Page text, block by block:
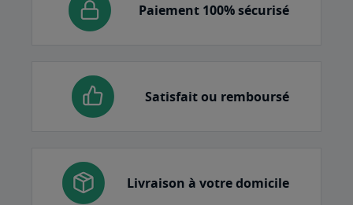
Paiement 100% sécurisé
Satisfait ou remboursé
Livraison à votre domicile